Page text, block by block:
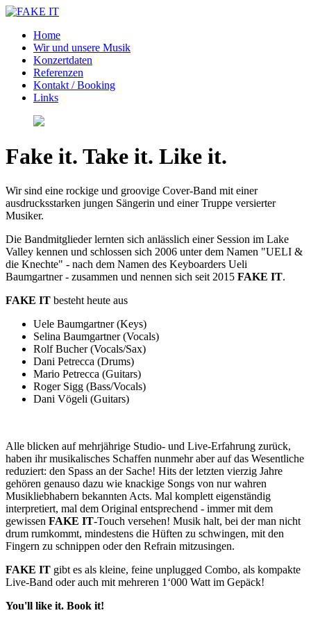
Home
Wir und unsere Musik
Konzertdaten
Referenzen
Kontakt / Booking
Links
Fake it. Take it. Like it.
Wir sind eine rockige und groovige Cover-Band mit einer
ausdrucksstarken jungen Sängerin und einer Truppe versierter
Musiker.
Die Bandmitglieder lernten sich anlässlich einer Session im Lake
Valley kennen und schlossen sich 2006 unter dem Namen "UELI &
die Knechte" - nach dem Namen des Keyboarders Ueli
Baumgartner - zusammen und nennen sich seit 2015 FAKE IT.
FAKE IT besteht heute aus
Uele Baumgartner (Keys)
Selina Baumgartner (Vocals)
Rolf Bucher (Vocals/Sax)
Dani Petrecca (Drums)
Mario Petrecca (Guitars)
Roger Sigg (Bass/Vocals)
Dani Vögeli (Guitars)
Alle blicken auf mehrjährige Studio- und Live-Erfahrung zurück,
haben ihr musikalisches Schaffen nunmehr aber auf das Wesentliche
reduziert: den Spass an der Sache! Hits der letzten vierzig Jahre
gehören genauso dazu wie knackige Songs von nur wahren
Musikliebhabern bekannten Acts. Mal komplett eigenständig
interpretiert, mal dem Original entsprechend - immer mit dem
gewissen FAKE IT-Touch versehen! Musik halt, bei der man nicht
drum rumkommt, mindestens die Hüften zu schwingen, mit den
Fingern zu schnippen oder den Refrain mitzusingen.
FAKE IT gibt es als kleine, feine unplugged Combo, als kompakte
Live-Band oder auch mit mehreren 1‘000 Watt im Gepäck!
You'll like it. Book it!